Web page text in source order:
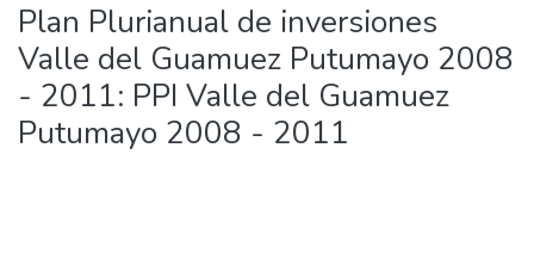
Plan Plurianual de inversiones
Valle del Guamuez Putumayo 2008
- 2011: PPI Valle del Guamuez
Putumayo 2008 - 2011